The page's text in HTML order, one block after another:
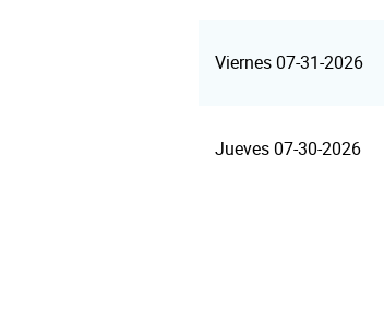
Viernes 07-31-2026
Jueves 07-30-2026